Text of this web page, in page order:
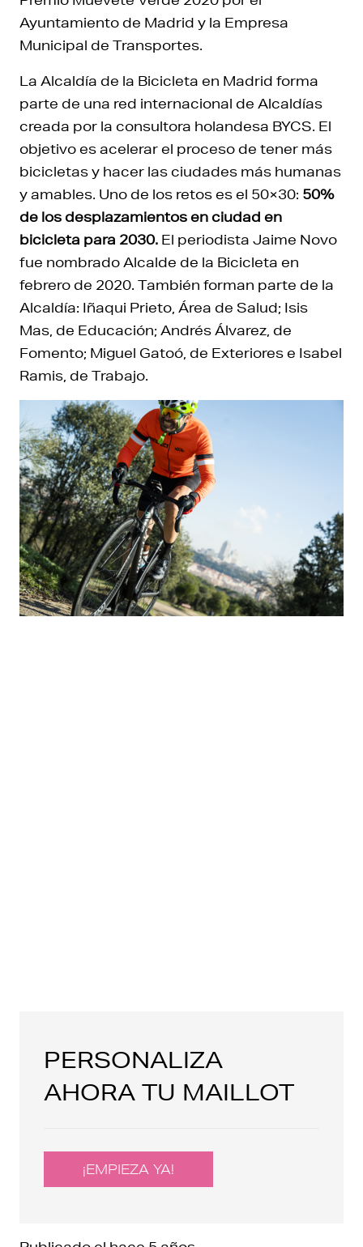
Ayuntamiento de Madrid y la Empresa
Municipal de Transportes.
La Alcaldía de la Bicicleta en Madrid forma
parte de una red internacional de Alcaldías
creada por la consultora holandesa BYCS. El
objetivo es acelerar el proceso de tener más
bicicletas y hacer las ciudades más humanas
y amables. Uno de los retos es el 50×30: 50%
de los desplazamientos en ciudad en
bicicleta para 2030. El periodista Jaime Novo
fue nombrado Alcalde de la Bicicleta en
febrero de 2020. También forman parte de la
Alcaldía: Iñaqui Prieto, Área de Salud; Isis
Mas, de Educación; Andrés Álvarez, de
Fomento; Miguel Gatoó, de Exteriores e Isabel
Ramis, de Trabajo.
PERSONALIZA
AHORA TU MAILLOT
¡EMPIEZA YA!